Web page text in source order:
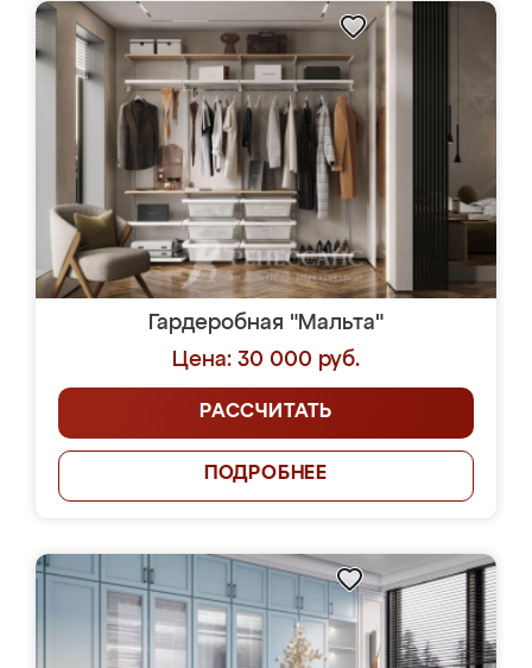
Гардеробная "Мальта"
Цена: 30 000 руб.
РАССЧИТАТЬ
ПОДРОБНЕЕ